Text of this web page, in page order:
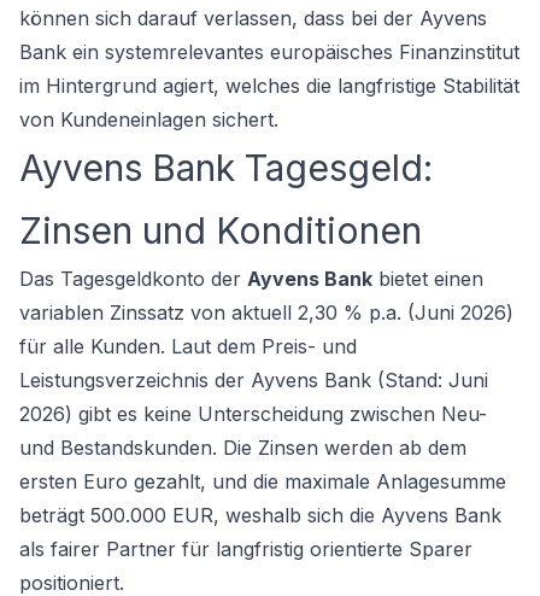
können sich darauf verlassen, dass bei der Ayvens
Bank ein systemrelevantes europäisches Finanzinstitut
im Hintergrund agiert, welches die langfristige Stabilität
von Kundeneinlagen sichert.
Ayvens Bank Tagesgeld:
Zinsen und Konditionen
Das Tagesgeldkonto der Ayvens Bank bietet einen
variablen Zinssatz von aktuell 2,30 % p.a. (Juni 2026)
für alle Kunden. Laut dem Preis- und
Leistungsverzeichnis der Ayvens Bank (Stand: Juni
2026) gibt es keine Unterscheidung zwischen Neu-
und Bestandskunden. Die Zinsen werden ab dem
ersten Euro gezahlt, und die maximale Anlagesumme
beträgt 500.000 EUR, weshalb sich die Ayvens Bank
als fairer Partner für langfristig orientierte Sparer
positioniert.